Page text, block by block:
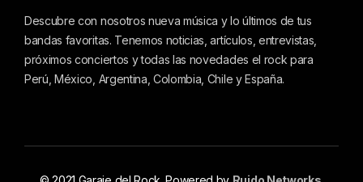
Descubre con nosotros nueva música y lo últimos de tus
bandas favoritas. Tenemos noticias, artículos, entrevistas,
próximos conciertos y todas las novedades el rock para
Perú, México, Argentina, Colombia, Chile y España.